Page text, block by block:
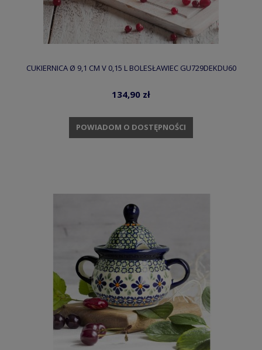
CUKIERNICA Ø 9,1 CM V 0,15 L BOLESŁAWIEC GU729DEKDU60
134,90 zł
POWIADOM O DOSTĘPNOŚCI